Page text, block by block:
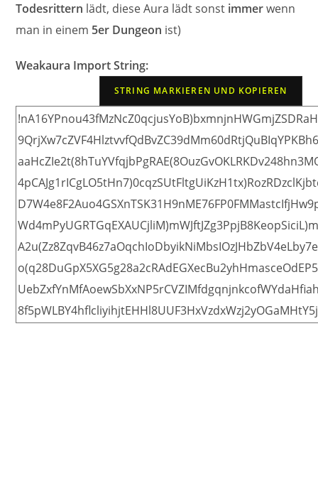
Todesrittern lädt, diese Aura lädt sonst immerwenn
man in einem 5er Dungeon ist)
Weakaura Import String:
STRING MARKIEREN UND KOPIEREN